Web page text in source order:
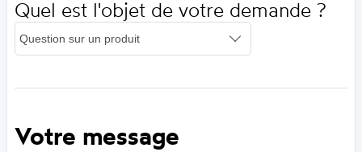
Quel est l'objet de votre demande ?
Votre message